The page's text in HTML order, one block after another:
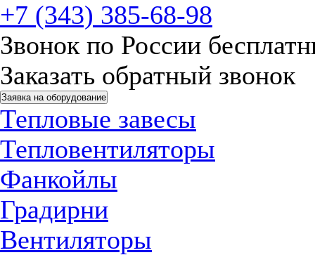
+7 (343) 385-68-98
Звонок по России
Заказать обратный звонок
Заявка на оборудование
Тепловые завесы
Тепловентиляторы
Фанкойлы
Градирни
Вентиляторы